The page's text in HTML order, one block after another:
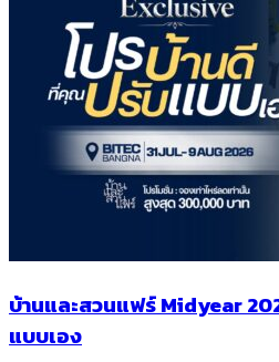
บ้านและสวนแฟร์ Midyear
แบบเอง